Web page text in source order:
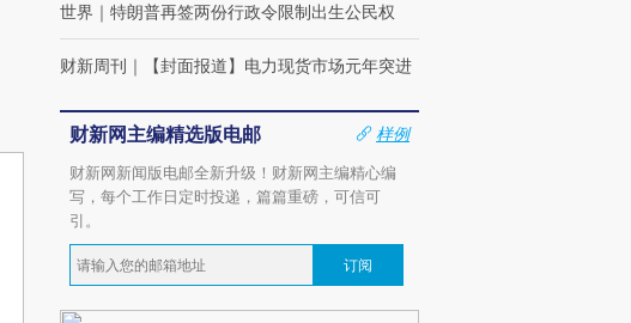
世界 ｜ 特朗普再签两份行政令限制出生公民权
财新周刊 ｜ 【封面报道】电力现货市场元年突进
财新网主编精选版电邮
样例
财新网新闻版电邮全新升级！财新网主编精心编
写，每个工作日定时投递，篇篇重磅，可信可
引。
订阅